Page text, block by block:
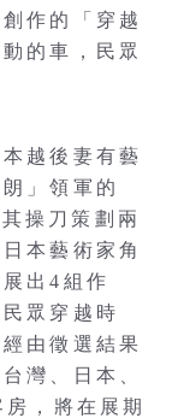
作的「穿越
的車，民眾
越後妻有藝
」領軍的
操刀策劃兩
本藝術家角
出4組作
眾穿越時
由徵選結果
灣、日本、
，將在展期